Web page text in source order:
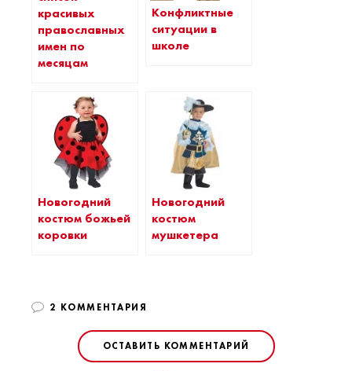
красивых
православных
имен по
месяцам
Конфликтные
ситуации в
школе
Новогодний
костюм божьей
коровки
Новогодний
костюм
мушкетера
2 КОММЕНТАРИЯ
ОСТАВИТЬ КОММЕНТАРИЙ